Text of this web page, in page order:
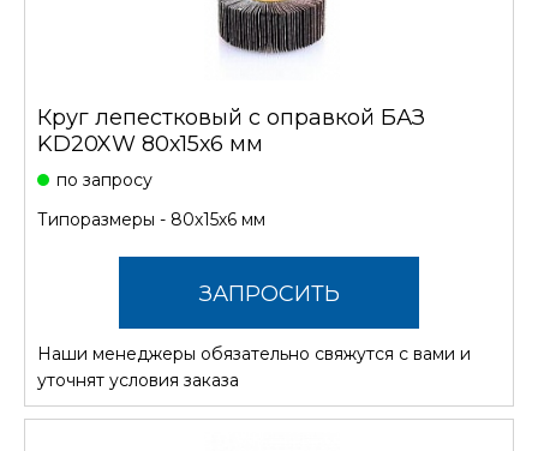
Круг лепестковый с оправкой БАЗ
KD20XW 80х15х6 мм
по запросу
Типоразмеры - 80х15х6 мм
ЗАПРОСИТЬ
СТОИМОСТЬ
Наши менеджеры обязательно свяжутся с вами и
уточнят условия заказа